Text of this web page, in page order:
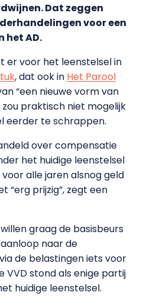
Dat zeggen
voor een
het AD.
er voor het leenstelsel in
, dat ook in Het Parool
“een nieuwe vorm van
zou praktisch niet mogelijk
eerder te schrappen.
over compensatie
het huidige leenstelsel
alle jaren alsnog geld
“erg prijzig”, zegt een
graag de basisbeurs
naar de
de belastingen iets voor
VVD stond als enige partij
huidige leenstelsel.